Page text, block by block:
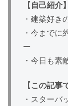
【自己紹介】
・建築好き
・今までに
ー
・今日も素
【この記事
・スターバ